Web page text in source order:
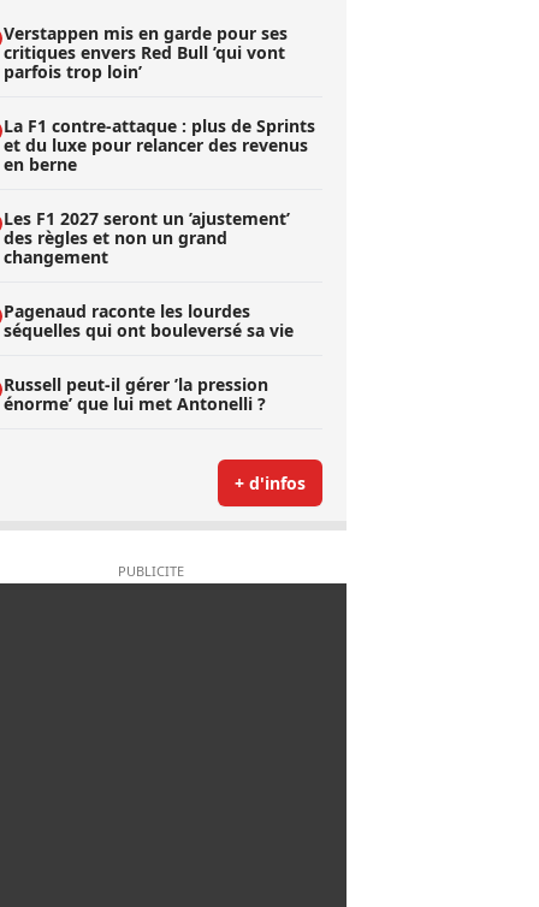
Verstappen mis en garde pour ses
critiques envers Red Bull ’qui vont
parfois trop loin’
La F1 contre-attaque : plus de Sprints
et du luxe pour relancer des revenus
en berne
Les F1 2027 seront un ’ajustement’
des règles et non un grand
changement
Pagenaud raconte les lourdes
séquelles qui ont bouleversé sa vie
Russell peut-il gérer ’la pression
énorme’ que lui met Antonelli ?
+ d'infos